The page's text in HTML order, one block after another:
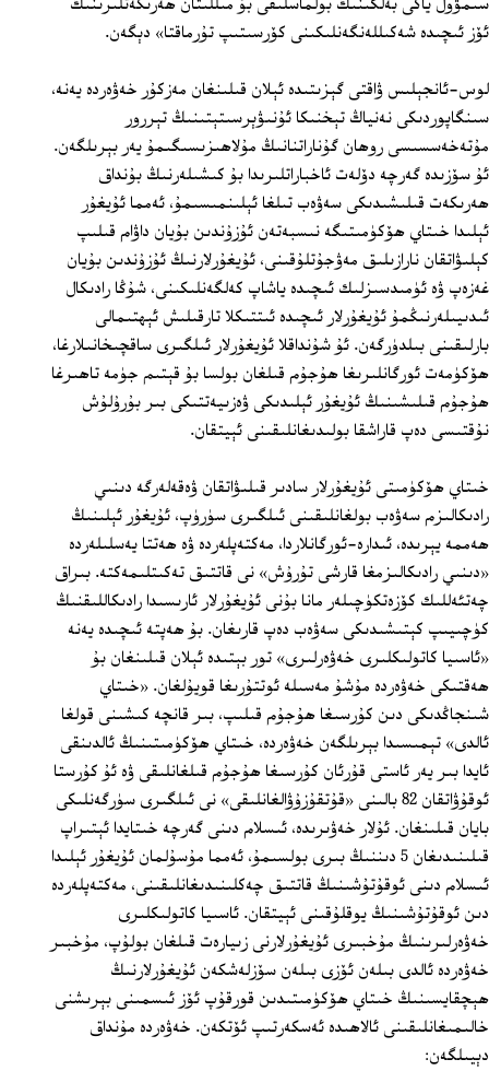
سىمۋول ياكى بەلگىنىڭ بولماسلىقى بۇ مىللىتان ھەرىكەتلىرىنىڭ
ئۆز ئىچىدە شەكىللەنگەنلىكىنى كۆرسىتىپ تۇرماقتا» دېگەن.
لوس-ئانجېلىس ۋاقتى گېزىتىدە ئېلان قىلىنغان مەزكۇر خەۋەردە يەنە،
سىنگاپوردىكى نەنياڭ تېخنىكا ئۇنىۋېرسىتېتىنىڭ تېررور
مۇتەخەسسىسى روھان گۇناراتنانىڭ مۇلاھىزىسىگىمۇ يەر بېرىلگەن.
ئۇ سۆزىدە گەرچە دۆلەت ئاخباراتلىرىدا بۇ كىشىلەرنىڭ بۇنداق
ھەرىكەت قىلىشىدىكى سەۋەب تىلغا ئېلىنمىسىمۇ، ئەمما ئۇيغۇر
ئېلىدا خىتاي ھۆكۈمىتىگە نىسبەتەن ئۇزۇندىن بۇيان داۋام قىلىپ
كېلىۋاتقان نارازىلىق مەۋجۇتلۇقىنى، ئۇيغۇرلارنىڭ ئۇزۇندىن بۇيان
غەزەپ ۋە ئۈمىدسىزلىك ئىچىدە ياشاپ كەلگەنلىكىنى، شۇڭا رادىكال
ئىدىيىلەرنىڭمۇ ئۇيغۇرلار ئىچىدە ئىتتىكلا تارقىلىش ئېھتىمالى
بارلىقىنى بىلدۈرگەن. ئۇ شۇنداقلا ئۇيغۇرلار ئىلگىرى ساقچىخانىلارغا،
ھۆكۈمەت ئورگانلىرىغا ھۇجۇم قىلغان بولسا بۇ قېتىم جۈمە تاھىرغا
ھۇجۇم قىلىشىنىڭ ئۇيغۇر ئېلىدىكى ۋەزىيەتتىكى بىر بۇرۇلۇش
نۇقتىسى دەپ قاراشقا بولىدىغانلىقىنى ئېيتقان.
خىتاي ھۆكۈمىتى ئۇيغۇرلار سادىر قىلىۋاتقان ۋەقەلەرگە دىنىي
رادىكالىزم سەۋەب بولغانلىقىنى ئىلگىرى سۈرۈپ، ئۇيغۇر ئېلىنىڭ
ھەممە يېرىدە، ئىدارە-ئورگانلاردا، مەكتەپلەردە ۋە ھەتتا يەسلىلەردە
«دىنىي رادىكالىزمغا قارشى تۇرۇش» نى قاتتىق تەكىتلىمەكتە. بىراق
چەتئەللىك كۆزەتكۈچىلەر مانا بۇنى ئۇيغۇرلار ئارىسىدا رادىكاللىقنىڭ
كۈچىيىپ كېتىشىدىكى سەۋەب دەپ قارىغان. بۇ ھەپتە ئىچىدە يەنە
«ئاسىيا كاتولىكلىرى خەۋەرلىرى» تور بېتىدە ئېلان قىلىنغان بۇ
ھەقتىكى خەۋەردە مۇشۇ مەسىلە ئوتتۇرىغا قويۇلغان. «خىتاي
شىنجاڭدىكى دىن كۇرسىغا ھۇجۇم قىلىپ، بىر قانچە كىشىنى قولغا
ئالدى» تېمىسىدا بېرىلگەن خەۋەردە، خىتاي ھۆكۈمىتىنىڭ ئالدىنقى
ئايدا بىر يەر ئاستى قۇرئان كۇرسىغا ھۇجۇم قىلغانلىقى ۋە ئۇ كۇرستا
ئوقۇۋاتقان 82 بالىنى «قۇتقۇزۇۋالغانلىقى» نى ئىلگىرى سۈرگەنلىكى
بايان قىلىنغان. ئۇلار خەۋىرىدە، ئىسلام دىنى گەرچە خىتايدا ئېتىراپ
قىلىنىدىغان 5 دىننىڭ بىرى بولسىمۇ، ئەمما مۇسۇلمان ئۇيغۇر ئېلىدا
ئىسلام دىنى ئوقۇتۇشىنىڭ قاتتىق چەكلىنىدىغانلىقىنى، مەكتەپلەردە
دىن ئوقۇتۇشىنىڭ يوقلۇقىنى ئېيتقان. ئاسىيا كاتولىكلىرى
خەۋەرلىرىنىڭ مۇخبىرى ئۇيغۇرلارنى زىيارەت قىلغان بولۇپ، مۇخبىر
خەۋەردە ئالدى بىلەن ئۆزى بىلەن سۆزلەشكەن ئۇيغۇرلارنىڭ
ھېچقايسىنىڭ خىتاي ھۆكۈمىتىدىن قورقۇپ ئۆز ئىسمىنى بېرىشنى
خالىمىغانلىقىنى ئالاھىدە ئەسكەرتىپ ئۆتكەن. خەۋەردە مۇنداق
دېيىلگەن: